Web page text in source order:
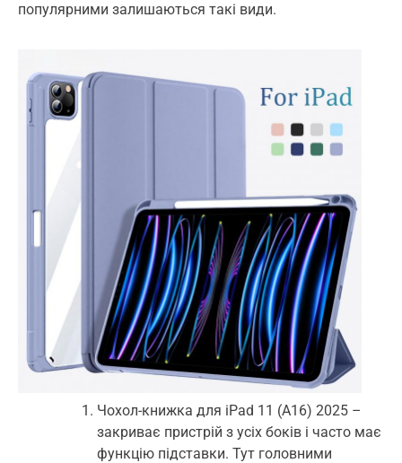
популярними залишаються такі види.
Чохол-книжка для iPad 11 (A16) 2025 –
закриває пристрій з усіх боків і часто має
функцію підставки. Тут головними